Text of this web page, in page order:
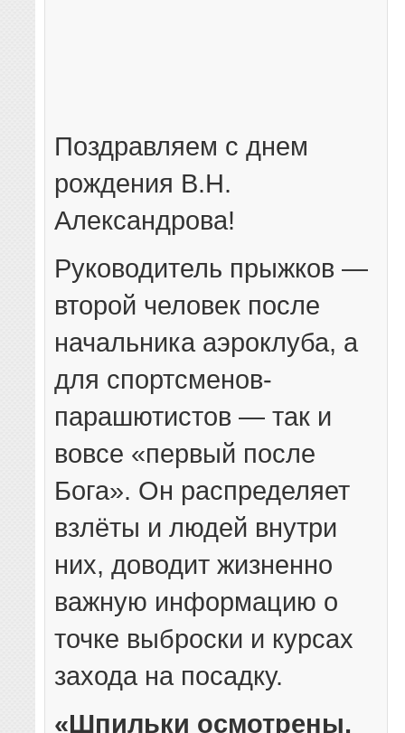
Поздравляем с днем
рождения В.Н.
Александрова!
Руководитель прыжков —
второй человек после
начальника аэроклуба, а
для спортсменов-
парашютистов — так и
вовсе «первый после
Бога». Он распределяет
взлёты и людей внутри
них, доводит жизненно
важную информацию о
точке выброски и курсах
захода на посадку.
«Шпильки осмотрены,